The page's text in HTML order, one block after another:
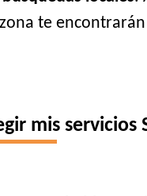
te
mis servicios